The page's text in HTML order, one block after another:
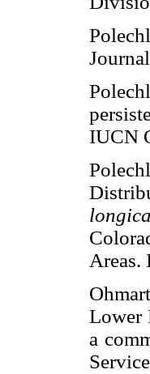
IUCN
Lower
a